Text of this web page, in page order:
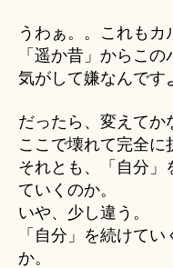
うわぁ。。これもカ
「遥か昔」からこ
気がして嫌なんです
だったら、変えてか
ここで壊れて完全に
それとも、「自分」
ていくのか。
いや、少し違う。
「自分」を続けて
か。